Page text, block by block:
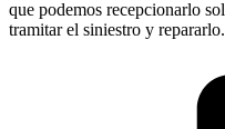
que podemos recepcionarlo
tramitar el siniestro y repararlo.